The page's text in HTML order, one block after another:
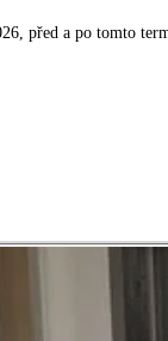
před a po tomto